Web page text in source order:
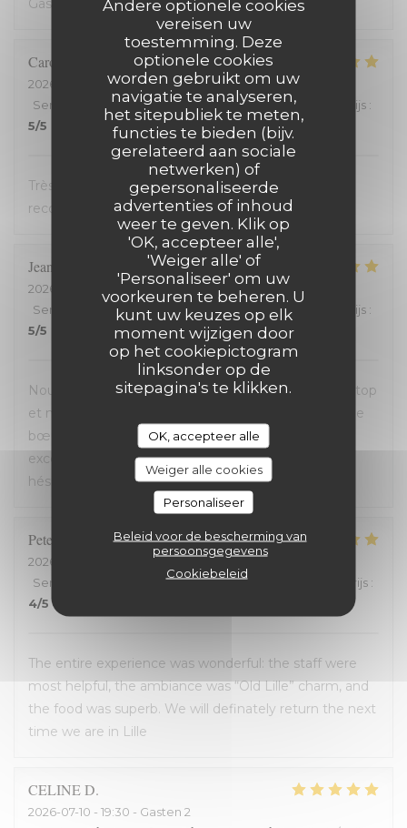
Andere optionele cookies
vereisen uw
toestemming. Deze
optionele cookies
worden gebruikt om uw
navigatie te analyseren,
het sitepubliek te meten,
functies te bieden (bijv.
gerelateerd aan sociale
netwerken) of
gepersonaliseerde
advertenties of inhoud
weer te geven. Klik op
'OK, accepteer alle',
'Weiger alle' of
'Personaliseer' om uw
voorkeuren te beheren. U
kunt uw keuzes op elk
moment wijzigen door
op het cookiepictogram
linksonder op de
sitepagina's te klikken.
OK, accepteer alle
Weiger alle cookies
Personaliseer
Beleid voor de bescherming van
persoonsgegevens
Cookiebeleid
Gastvrij, gezellig, heerlijk
Carole
2026-07-18
- 21:00 - Gasten 2
Service
Atmosfeer:5/5 Keuken: 5/5 Kwaliteit / Prijs :
5/5
Très bon accueil et cuisine excellente. On
recommande !
Jean-David
2026-07-13
- 20:30 - Gasten 2
Service
Atmosfeer : 5 /5 Keuken:5 /5 Kwaliteit / Prijs :
5/5
Nous avons passé une excellente soirée, service au top
et nourriture de très bonne qualité. J’ai pris la cote de
bœuf et je me suis régalé. Les frites étaient aussi
excellentes. Nous recommandons sans aucune
hésitation.
Peter
2026-07-12
- 14:00 - Gasten 2
Service
Atmosfeer:5/5 Keuken Kwaliteit / Prijs :
4/5
The entire experience was wonderful: the staff were
most helpful, the ambiance was “Old Lille” charm, and
the food was superb. We will definately return the next
time we are in Lille
CELINED
2026-07-10 - 19:30 - Gasten 2